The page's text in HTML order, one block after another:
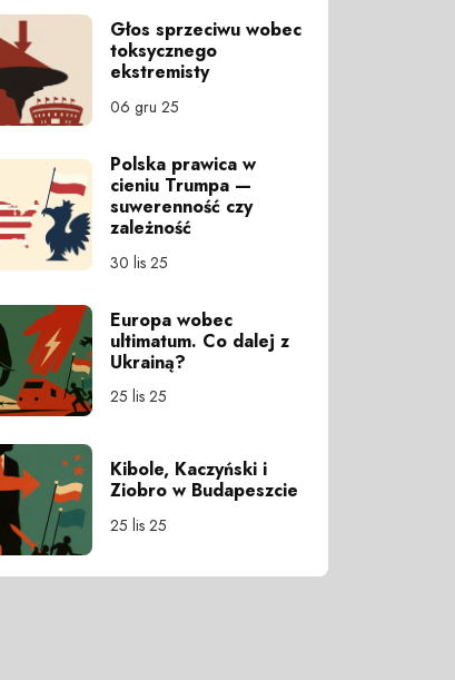
Głos sprzeciwu wobec
toksycznego
ekstremisty
06 gru 25
Polska prawica w
cieniu Trumpa —
suwerenność czy
zależność
30 lis 25
Europa wobec
ultimatum. Co dalej z
Ukrainą?
25 lis 25
Kibole, Kaczyński i
Ziobro w Budapeszcie
25 lis 25